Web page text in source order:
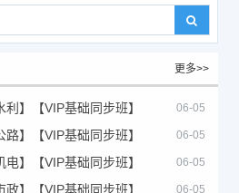
更多>>
】【VIP基础同步班】 06-05
】【VIP基础同步班】 06-05
】【VIP基础同步班】 06-05
】【VIP基础同步班】 06-05